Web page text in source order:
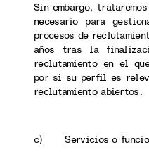
Sin embargo,
necesario para
procesos de
años tras la
reclutamiento en el
por si su perfil es
reclutamiento abiertos.
c)Servicios o